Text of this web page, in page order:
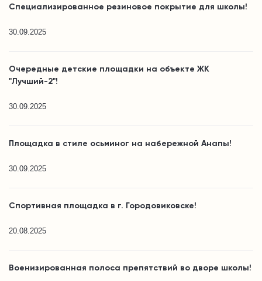
Специализированное резиновое покрытие для школы!
30.09.2025
Очередные детские площадки на объекте ЖК
"Лучший-2"!
30.09.2025
Площадка в стиле осьминог на набережной Анапы!
30.09.2025
Спортивная площадка в г. Городовиковске!
20.08.2025
Военизированная полоса препятствий во дворе школы!